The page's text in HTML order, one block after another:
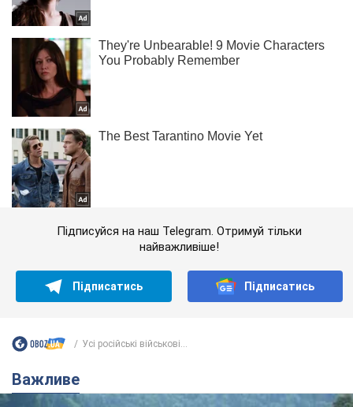
Підписуйся на наш Telegram. Отримуй тільки
найважливіше!
Підписатись Підписатись
Усі російські військові...
Важливе